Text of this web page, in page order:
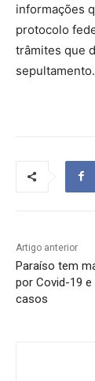
informações
protocolo
trâmites que
sepultamento.
Artigo anterior
Paraíso tem
por Covid-19
casos